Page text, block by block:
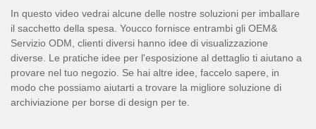
In questo video vedrai alcune delle nostre soluzioni per imballare
il sacchetto della spesa. Youcco fornisce entrambi gli OEM&
Servizio ODM, clienti diversi hanno idee di visualizzazione
diverse. Le pratiche idee per l'esposizione al dettaglio ti aiutano a
provare nel tuo negozio. Se hai altre idee, faccelo sapere, in
modo che possiamo aiutarti a trovare la migliore soluzione di
archiviazione per borse di design per te.